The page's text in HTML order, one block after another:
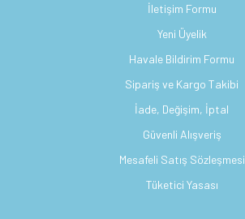
İletişim Formu
Yeni Üyelik
Havale Bildirim Formu
Sipariş ve Kargo Takibi
İade, Değişim, İptal
Güvenli Alışveriş
Mesafeli Satış Sözleşmesi
Tüketici Yasası